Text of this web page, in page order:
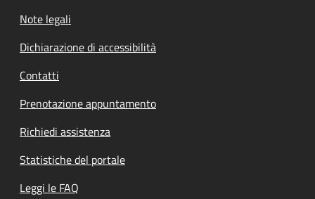
Note legali
Dichiarazione di accessibilità
Contatti
Prenotazione appuntamento
Richiedi assistenza
Statistiche del portale
Leggi le FAQ